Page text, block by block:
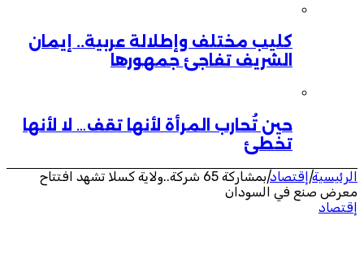
كليب مختلف وإطلالة عربية.. إيمان
الشريف تفاجئ جمهورها
حين تُحارب المرأة لأنها تقف… لا لأنها
تخطئ
الرئيسية| إقتصاد|
بمشاركة 65 شركة..ولاية كسلا تشهد افتتاح
معرض صنع في السودان
إقتصاد